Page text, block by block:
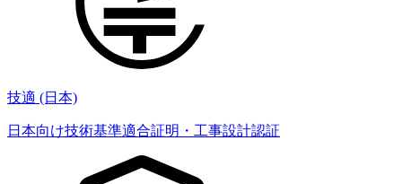
技適 (日本)
日本向け技術基準適合証明・工事設計認証